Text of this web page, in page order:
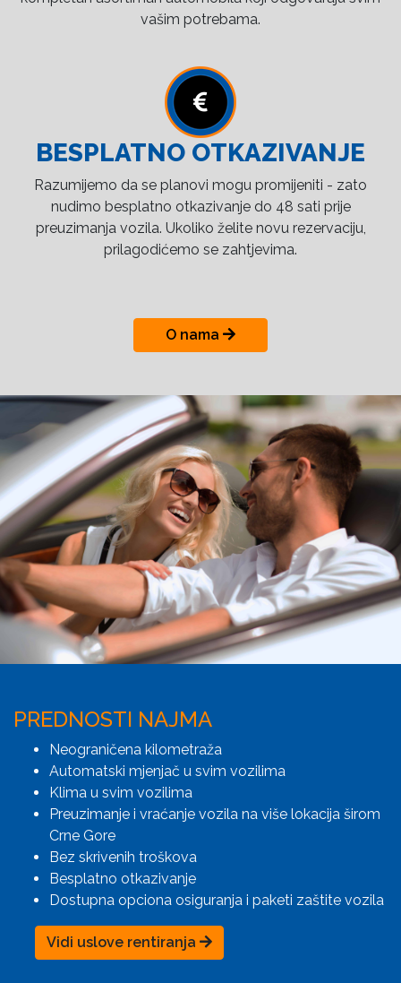
vašim potrebama.
BESPLATNO OTKAZIVANJE
Razumijemo da se planovi mogu promijeniti - zato
nudimo besplatno otkazivanje do 48 sati prije
preuzimanja vozila. Ukoliko želite novu rezervaciju,
prilagodićemo se zahtjevima.
O nama
PREDNOSTI NAJMA
Neograničena kilometraža
Automatski mjenjač u svim vozilima
Klima u svim vozilima
Preuzimanje i vraćanje vozila na više lokacija širom
Crne Gore
Bez skrivenih troškova
Besplatno otkazivanje
Dostupna opciona osiguranja i paketi zaštite vozila
Vidi uslove rentiranja